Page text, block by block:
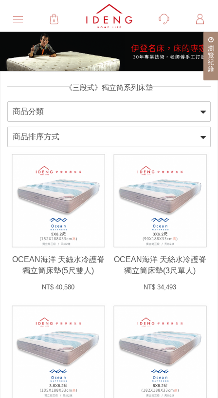
0
瀏
覽
紀
錄
《三段式》獨立筒系列床墊
OCEAN海洋 天絲水冷護脊
獨立筒床墊(5尺雙人)
NT$ 40,580
OCEAN海洋 天絲水冷護脊
獨立筒床墊(3尺單人)
NT$ 34,493